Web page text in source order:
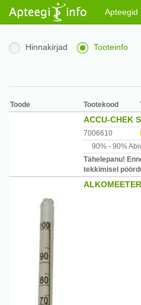
Apteegid
Hinnakirjad Tooteinfo
Toode Tootekood
ACCU-CHEK
7006610
90% - 90%
Tähelepanu!
tekkimisel